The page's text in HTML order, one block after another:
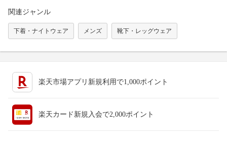
関連ジャンル
下着・ナイトウェア メンズ 靴下・レッグウェア
楽天市場アプリ新規利用で1,000ポイント
楽天カード新規入会で2,000ポイント